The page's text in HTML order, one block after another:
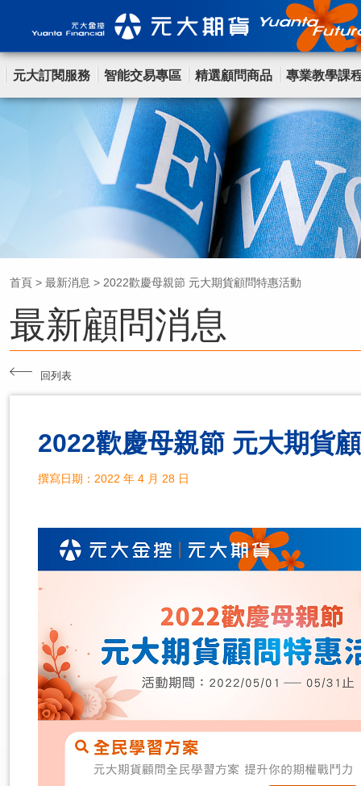
元大訂閱服務 智能交易專區 精選顧問商品 專業教學課
首頁 > 最新消息 > 2022歡慶母親節 元大期貨顧問特惠活動
最新顧問消息
回列表
2022歡慶母親節 元大期貨
撰寫日期：2022 年 4 月 28 日